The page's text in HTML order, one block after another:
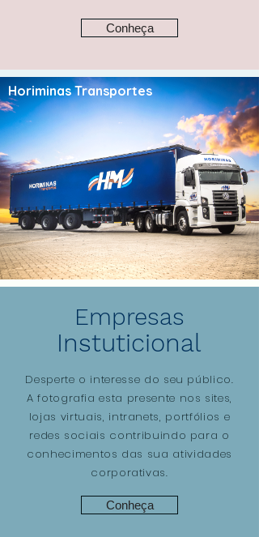
Conheça
Horiminas Transportes
Empresas
Instuticional
Desperte o interesse do seu público.
A fotografia esta presente nos sites,
lojas virtuais, intranets, portfólios e
redes sociais contribuindo para o
conhecimentos das sua atividades
corporativas.
Conheça